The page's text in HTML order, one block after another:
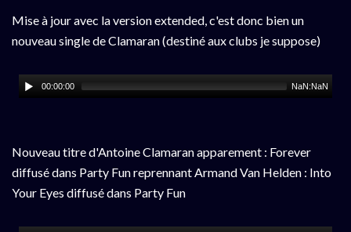
Mise à jour avec la version extended, c'est donc bien un
nouveau single de Clamaran (destiné aux clubs je suppose)
00:00:00 NaN:NaN
Nouveau titre d'Antoine Clamaran apparement : Forever
diffusé dans Party Fun reprennant Armand Van Helden : Into
Your Eyes diffusé dans Party Fun